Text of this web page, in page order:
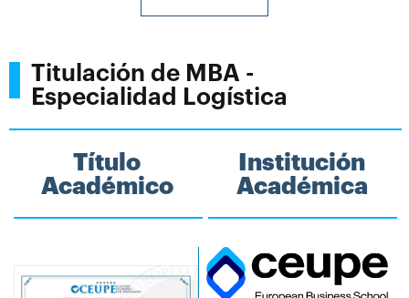
Titulación de MBA -
Especialidad Logística
Título
Académico
Institución
Académica